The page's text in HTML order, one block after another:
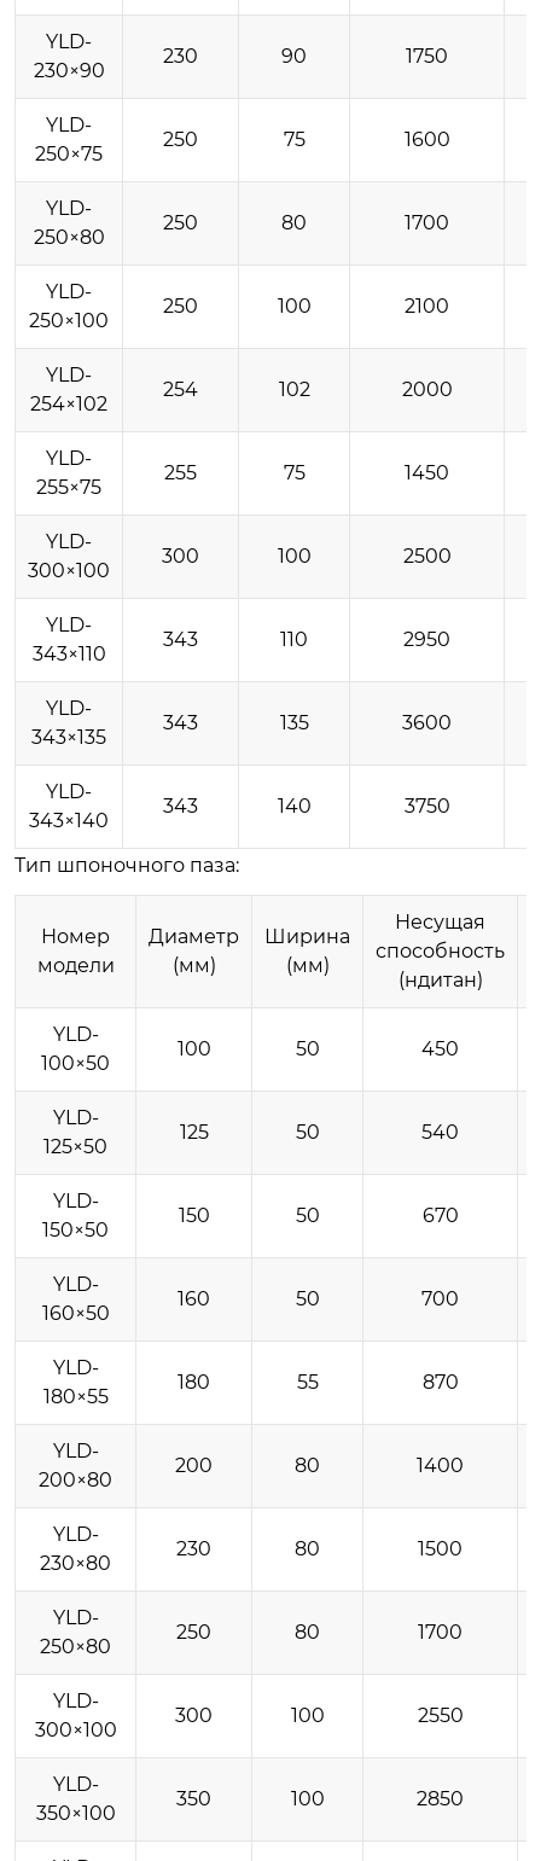
YLD-
230×90
230 90 1750
YLD-
250×75
250 75 1600
YLD-
250×80
250 80 1700
YLD-
250×100
250 100 2100
YLD-
254×102
254 102 2000
YLD-
255×75
255 75 1450
YLD-
300×100
300 100 2500
YLD-
343×110
343 110 2950
YLD-
343×135
343 135 3600
YLD-
343×140
343 140 3750
Тип шпоночного паза:
Номер
модели
Диаметр
(мм)
Ширина
(мм)
Несущая
способность
(ндитан)
YLD-
100×50
100 50 450
YLD-
125×50
125 50 540
YLD-
150×50
150 50 670
YLD-
160×50
160 50 700
YLD-
180×55
180 55 870
YLD-
200×80
200 80 1400
YLD-
230×80
230 80 1500
YLD-
250×80
250 80 1700
YLD-
300×100
300 100 2550
YLD-
350×100
350 100 2850